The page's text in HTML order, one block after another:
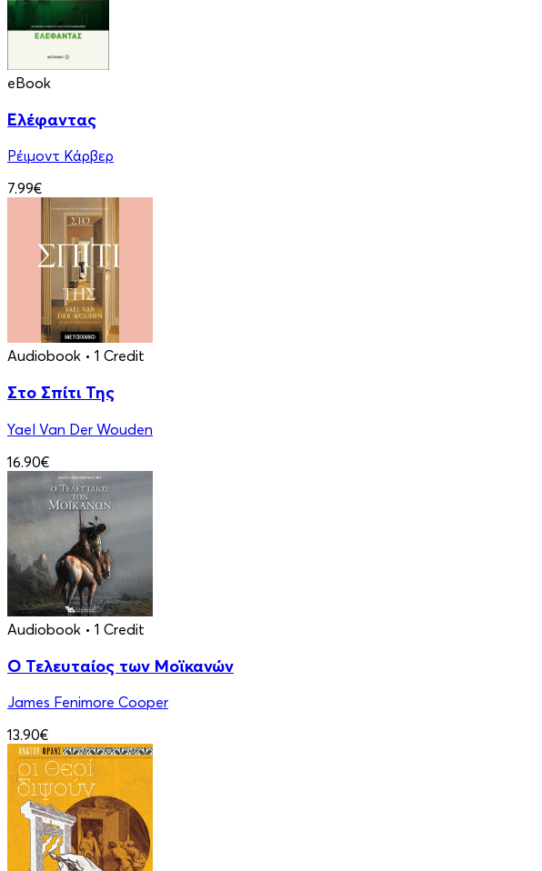
eBook
Ελέφαντας
Ρέιμοντ Κάρβερ
7.99€
Audiobook • 1 Credit
Στο Σπίτι Της
Yael Van Der Wouden
16.90€
Audiobook • 1 Credit
Ο Τελευταίος των Μοϊκανών
James Fenimore Cooper
13.90€